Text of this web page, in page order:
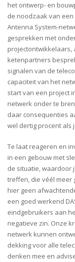
het ontwerp- en
de noodzaak van
Antenna System-
gesprekken met
projectontwikkelaars,
ketenpartners
signalen van de
capaciteit van het
start van een project
netwerk onder te
daar consequenties
wel dertig procent als
Te laat reageren en
in een gebouw met
de situatie, waardoor
treffen, die véél meer
hier geen
een goed werkend
eindgebruikers aan
negatieve zin. Onze
netwerk kunnen
dekking voor alle
denken mee en